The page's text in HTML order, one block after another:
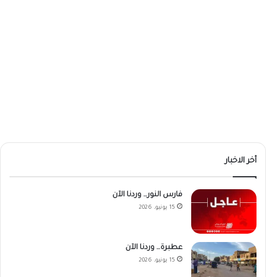
أخر الاخبار
فارس النور… وردنا الآن
15 يونيو، 2026
عطبرة… وردنا الآن
15 يونيو، 2026